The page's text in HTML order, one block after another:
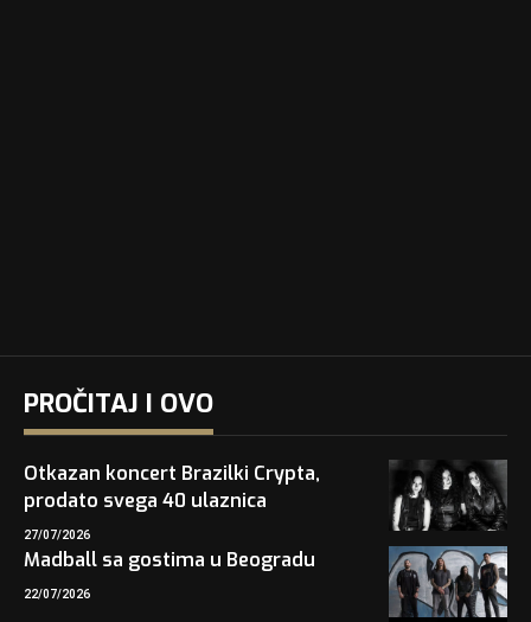
PROČITAJ I OVO
Otkazan koncert Brazilki Crypta,
prodato svega 40 ulaznica
27/07/2026
Madball sa gostima u Beogradu
22/07/2026